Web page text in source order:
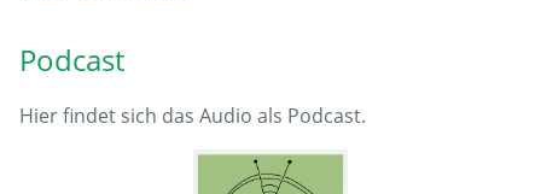
Podcast
Hier findet sich das Audio als Podcast.